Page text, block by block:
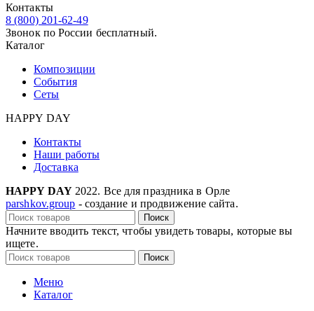
Контакты
8 (800) 201-62-49
Звонок по России бесплатный.
Каталог
Композиции
События
Сеты
HAPPY DAY
Контакты
Наши работы
Доставка
HAPPY DAY 2022. Все для праздника в Орле
parshkov.group - создание и продвижение сайта.
Поиск
Начните вводить текст, чтобы увидеть товары, которые вы
ищете.
Поиск
Меню
Каталог